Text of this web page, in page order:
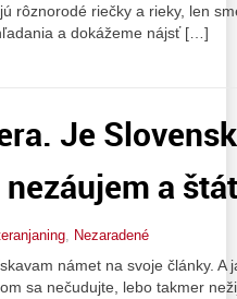
rôznorodé riečky a rieky, len
a dokážeme nájsť […]
Je
a
, Nezaradené
námet na svoje články. A
sa nečudujte, lebo takmer